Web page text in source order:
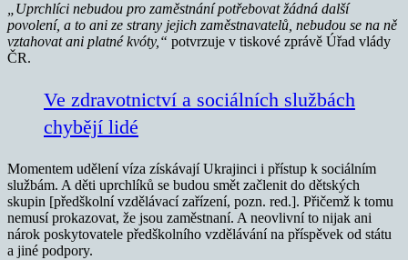
„Uprchlíci nebudou pro zaměstnání potřebovat žádná další
povolení, a to ani ze strany jejich zaměstnavatelů, nebudou se na ně
vztahovat ani platné kvóty,“ potvrzuje v tiskové zprávě Úřad vlády
ČR.
Ve zdravotnictví a sociálních službách
chybějí lidé
Momentem udělení víza získávají Ukrajinci i přístup k sociálním
službám. A děti uprchlíků se budou smět začlenit do dětských
skupin [předškolní vzdělávací zařízení, pozn. red.]. Přičemž k tomu
nemusí prokazovat, že jsou zaměstnaní. A neovlivní to nijak ani
nárok poskytovatele předškolního vzdělávání na příspěvek od státu
a jiné podpory.